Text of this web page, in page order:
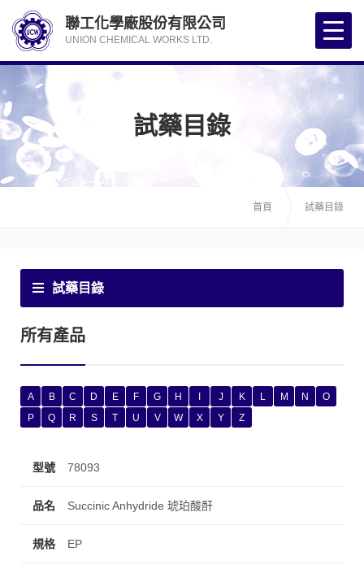
試藥目錄
首頁 試藥目錄
試藥目錄
所有產品
A B C D E F G H J K L M N
O
P
Q R S T U V W X Y Z
78093
Succinic Anhydride 琥珀酸酐
EP
聯工化學廠股份有限公司
UNION CHEMICAL WORKS LTD.